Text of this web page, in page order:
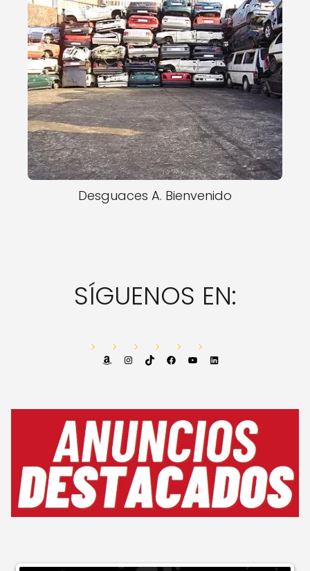
Desguaces A. Bienvenido
SÍGUENOS EN:
AmazonInstagram
TikTok FacebookYouTube